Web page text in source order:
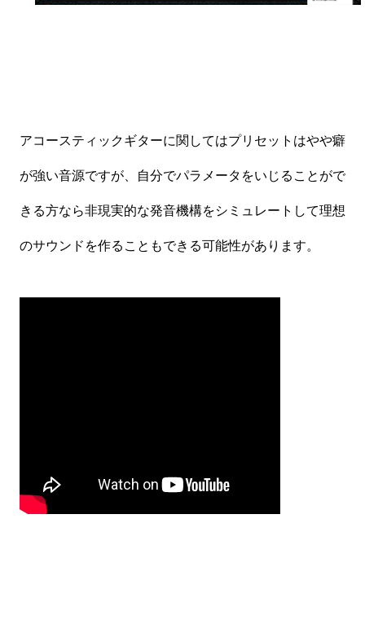
アコースティックギターに関してはプリセットはやや癖
が強い音源ですが、 自分でパラメータをいじることがで
きる方なら非現実的な発音機構をシミュレートして理想
のサウンドを作ることもできる可能性があります。